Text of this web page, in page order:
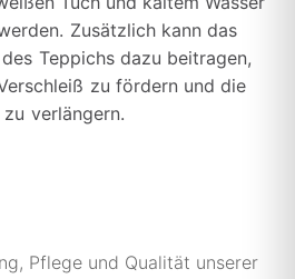
Zusätzlich kann das
Teppichs dazu beitragen,
zu fördern und die
verlängern.
Pflege und Qualität unserer